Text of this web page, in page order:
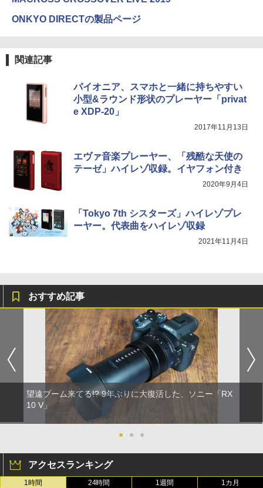
ONKYO DIRECTの製品ページ
関連記事
パイオニア、スマホと一緒に持ちやすい
小型&ラウンド形状のプレーヤー「privat
e XDP-20」
2017年11月13日
エヴァ音楽プレーヤー、「残酷な天使の
テーゼ」ハイレゾ収録。イヤフォン付き
2020年9月4日
「Tokyo 7th シスターズ」ハイレゾプレ
ーヤー。代表曲をハイレゾ収録
2021年11月4日
おすすめ記事
望遠ブーム来てる!? 9年ぶりに大復活した、ソニー「RX
10 V」
● ● ●
アクセスランキング
1時間 24時間 1週間 1カ月